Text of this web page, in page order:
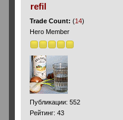
refil
Trade Count:(14)
Hero Member
Публикации: 552
Рейтинг: 43